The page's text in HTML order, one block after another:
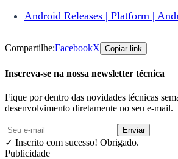
Android Releases | Platform |
Compartilhe:FacebookX Copiar link
Inscreva-se na nossa newsletter técnica
Fique por dentro das novidades técnicas
desenvolvimento diretamente no seu e-mail.
Enviar
✓ Inscrito com sucesso! Obrigado.
Publicidade